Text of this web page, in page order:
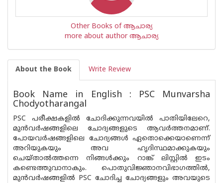
Other Books of ആചാര്യ
more about author ആചാര്യ
About the Book Write Review
Book Name in English : PSC Munvarsha
Chodyotharangal
PSC പരീക്ഷകളില്‍ ചോദിക്കുന്നവയില്‍ പാതിയിലേറെ,
മുന്‍വര്‍ഷങ്ങളിലെ ചോദ്യങ്ങളുടെ ആവര്‍ത്തനമാണ്.
പോയവര്‍ഷങ്ങളിലെ ചോദ്യങ്ങള്‍ ഏതൊക്കെയാണെന്ന്
അറിയുകയും അവ ഹൃദിസ്ഥമാക്കുകയും
ചെയ്താല്‍ത്തന്നെ നിങ്ങള്‍ക്കും റാങ്ക് ലിസ്റ്റില്‍ ഇടം
കണ്ടെത്തുവാനാകും. പൊതുവിജ്ഞാനവിഭാഗത്തില്‍,
മുന്‍വര്‍ഷങ്ങളില്‍ PSC ചോദിച്ച ചോദ്യങ്ങളും അവയുടെ